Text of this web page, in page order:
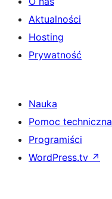
Aktualności
Hosting
Prywatność
Nauka
Pomoc techniczna
Programiści
WordPress.tv ↗